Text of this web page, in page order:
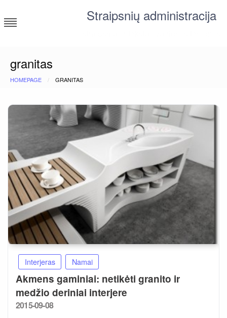
to
content
Straipsnių administracija
granitas
HOMEPAGE GRANITAS
Interjeras Namai
Akmens gaminiai: netikėti granito ir
medžio deriniai interjere
Posted
2015-09-08